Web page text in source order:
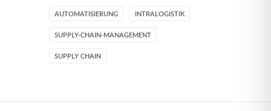
AUTOMATISIERUNG INTRALOGISTIK
SUPPLY-CHAIN-MANAGEMENT
SUPPLY CHAIN